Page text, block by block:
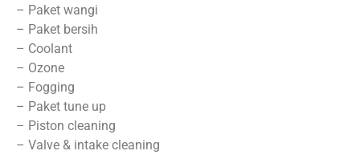
– Paket wangi
– Paket bersih
– Coolant
– Ozone
– Fogging
– Paket tune up
– Piston cleaning
– Valve & intake cleaning